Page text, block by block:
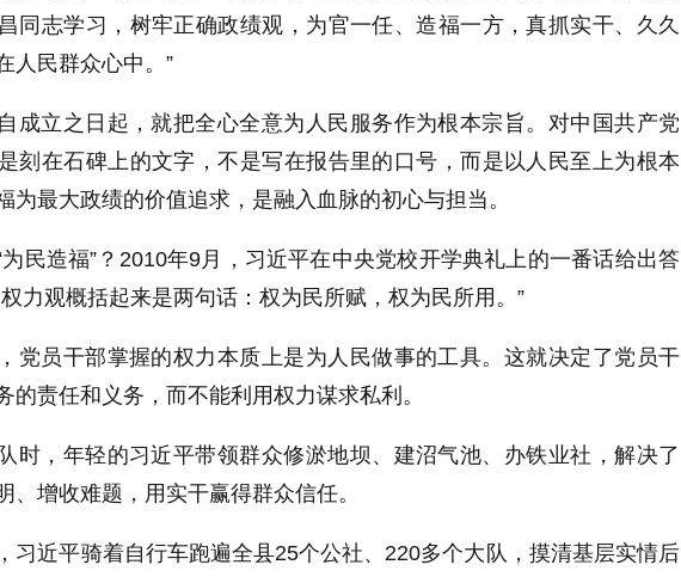
同志学习，树牢正确政绩观，为官一任、造福一方，真抓实干、久久
人民群众心中。”
成立之日起，就把全心全意为人民服务作为根本宗旨。对中国共产党
刻在石碑上的文字，不是写在报告里的口号，而是以人民至上为根本
为最大政绩的价值追求，是融入血脉的初心与担当。
为民造福”？2010年9月，习近平在中央党校开学典礼上的一番话给出答
力观概括起来是两句话：权为民所赋，权为民所用。”
党员干部掌握的权力本质上是为人民做事的工具。这就决定了党员干
的责任和义务，而不能利用权力谋求私利。
时，年轻的习近平带领群众修淤地坝、建沼气池、办铁业社，解决了
、增收难题，用实干赢得群众信任。
习近平骑着自行车跑遍全县25个公社、220多个大队，摸清基层实情后